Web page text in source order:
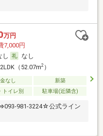
万円
7,000円
し
なし
（52.07m2）
なし
新築
トイレ別 駐車場(近隣含)
981-3224☆公式ライン